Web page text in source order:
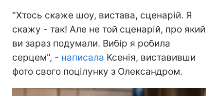
"Хтось скаже шоу, вистава, сценарій. Я
скажу - так! Але не той сценарій, про який
ви зараз подумали. Вибір я робила
серцем", - написала Ксенія, виставивши
фото свого поцілунку з Олександром.